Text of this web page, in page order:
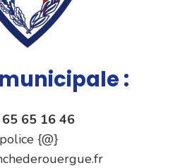
:
65 16 46
police {@}